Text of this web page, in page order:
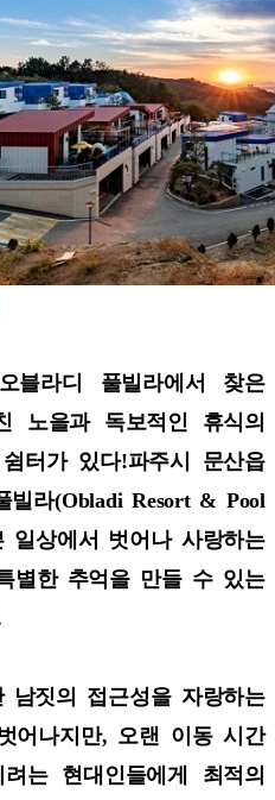
라디 풀빌라에서 찾은
노을과 독보적인 휴식의
터가 있다!파주시 문산읍
빌라(Obladi Resort & Pool
일상에서 벗어나 사랑하는
별한 추억을 만들 수 있는
짓의 접근성을 자랑하는
어나지만, 오랜 이동 시간
는 현대인들에게 최적의